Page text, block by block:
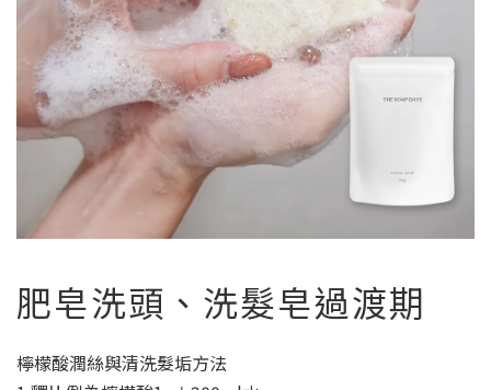
肥皂洗頭、洗髮皂過渡期
檸檬酸潤絲與清洗髮垢方法